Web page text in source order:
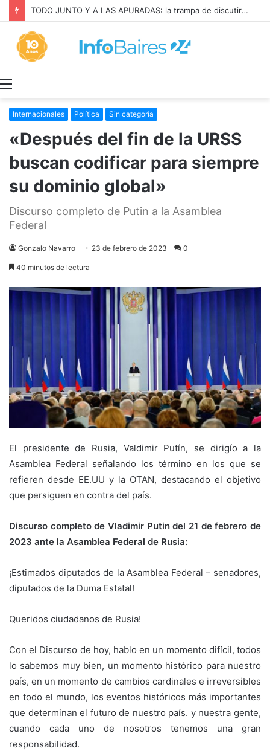
TODO JUNTO Y A LAS APURADAS: la trampa de discutir la propiedad privada como si fuera una sola cosa
Internacionales Política Sin categoría
«Después del fin de la URSS
buscan codificar para siempre
su dominio global»
Discurso completo de Putin a la Asamblea
Federal
Gonzalo Navarro 23 de febrero de 2023 0
40 minutos de lectura
El presidente de Rusia, Valdimir Putín, se dirigío a la
Asamblea Federal señalando los término en los que se
refieren desde EE.UU y la OTAN, destacando el objetivo
que persiguen en contra del país.
Discurso completo de Vladimir Putin del 21 de febrero de
2023 ante la Asamblea Federal de Rusia:
¡Estimados diputados de la Asamblea Federal – senadores,
diputados de la Duma Estatal!
Queridos ciudadanos de Rusia!
Con el Discurso de hoy, hablo en un momento difícil, todos
lo sabemos muy bien, un momento histórico para nuestro
país, en un momento de cambios cardinales e irreversibles
en todo el mundo, los eventos históricos más importantes
que determinan el futuro de nuestro país. y nuestra gente,
cuando cada uno de nosotros tenemos una gran
responsabilidad.